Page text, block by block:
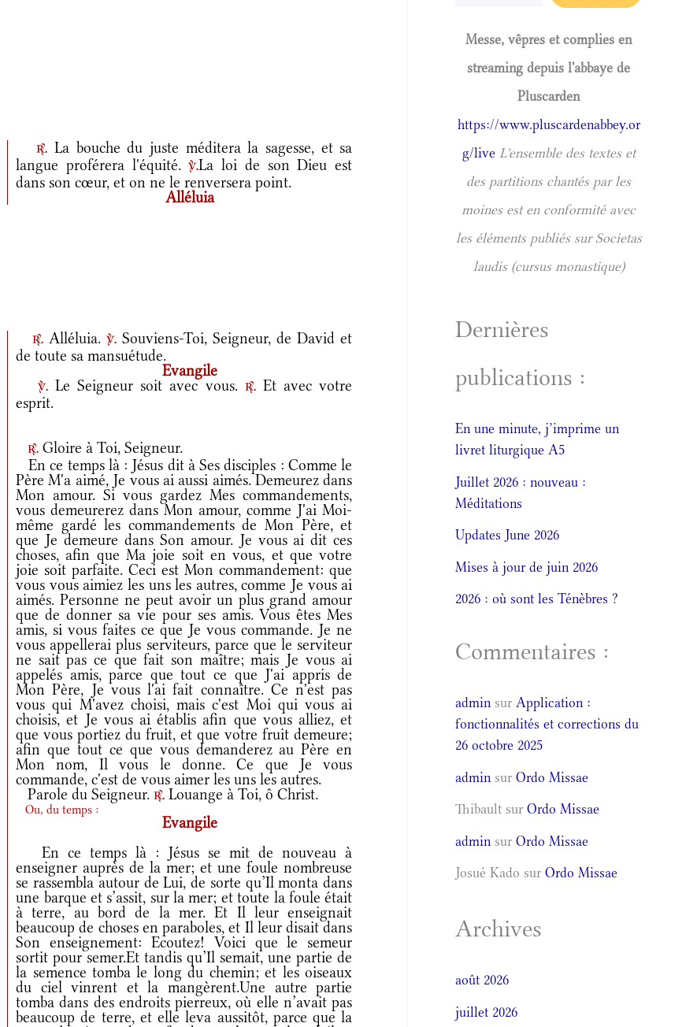
r. La bouche du juste méditera la sagesse, et sa
langue proférera l'équité.v.La loi de son Dieu est
dans son cœur, et on ne le renversera point.
Alléluia
r. Alléluia.v. Souviens-Toi, Seigneur, de David et
de toute sa mansuétude.
Evangile
v.Le Seigneur soit avec vous. r.Et avec votre
esprit.
r. Gloire à Toi, Seigneur.
En ce temps là : Jésus dit à Ses disciples : Comme le
Père M'a aimé, Je vous ai aussi aimés. Demeurez dans
Mon amour. Si vous gardez Mes commandements,
vous demeurerez dans Mon amour, comme J'ai Moi-
même gardé les commandements de Mon Père, et
que Je demeure dans Son amour. Je vous ai dit ces
choses, afin que Ma joie soit en vous, et que votre
joie soit parfaite. Ceci est Mon commandement: que
vous vous aimiez les uns les autres, comme Je vous ai
aimés. Personne ne peut avoir un plus grand amour
que de donner sa vie pour ses amis. Vous êtes Mes
amis, si vous faites ce que Je vous commande. Je ne
vous appellerai plus serviteurs, parce que le serviteur
ne sait pas ce que fait son maître; mais Je vous ai
appelés amis, parce que tout ce que J'ai appris de
Mon Père, Je vous l'ai fait connaître. Ce n'est pas
vous qui M'avez choisi, mais c'est Moi qui vous ai
choisis, et Je vous ai établis afin que vous alliez, et
que vous portiez du fruit, et que votre fruit demeure;
afin que tout ce que vous demanderez au Père en
Mon nom, Il vous le donne. Ce que Je vous
commande, c'est de vous aimer les uns les autres.
Parole du Seigneur.r. Louange à Toi, ô Christ.
Ou, du temps :
Evangile
En ce temps là : Jésus se mit de nouveau à
enseigner auprès de la mer; et une foule nombreuse
se rassembla autour de Lui, de sorte qu’Il monta dans
une barque et s’assit, sur la mer; et toute la foule était
à terre, au bord de la mer. Et Il leur enseignait
beaucoup de choses en paraboles, et Il leur disait dans
Son enseignement: Ecoutez! Voici que le semeur
sortit pour semer.Et tandis qu’Il semait, une partie de
la semence tomba le long du chemin; et les oiseaux
du ciel vinrent et la mangèrent.Une autre partie
tomba dans des endroits pierreux, où elle n’avait pas
beaucoup de terre, et elle leva aussitôt, parce que la
Messe, vêpres et complies en
streaming depuis l'abbaye de
Pluscarden
https://www.pluscardenabbey.or
g/live L'ensemble des textes et
des partitions chantés par les
moines est en conformité avec
les éléments publiés sur Societas
laudis (cursus monastique)
Dernières
publications :
En une minute, j’imprime un
livret liturgique A5
Juillet 2026 : nouveau :
Méditations
Updates June 2026
Mises à jour de juin 2026
2026 : où sont les Ténèbres ?
Commentaires :
admin surApplication :
fonctionnalités et corrections du
26 octobre 2025
admin surOrdo Missae
Thibault surOrdo Missae
admin surOrdo Missae
Josué Kado surOrdo Missae
Archives
août 2026
juillet 2026